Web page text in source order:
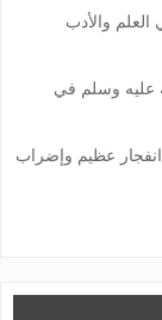
والأدب
عليه وسلم في
عظيم وإضراب